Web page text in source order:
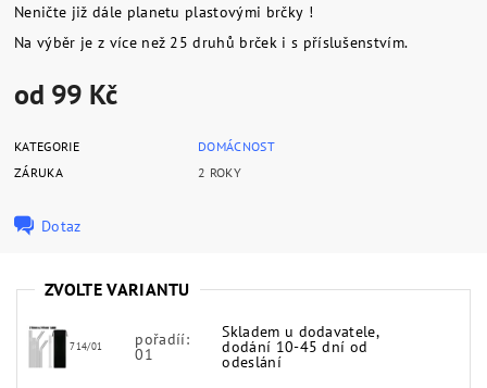
Neničte již dále planetu plastovými brčky !
Na výběr je z více než 25 druhů brček i s příslušenstvím.
od 99 Kč
KATEGORIE
DOMÁCNOST
ZÁRUKA
2 ROKY
Dotaz
ZVOLTE VARIANTU
714/01 pořadíí:
01
Skladem u dodavatele,
dodání 10-45 dní od
odeslání